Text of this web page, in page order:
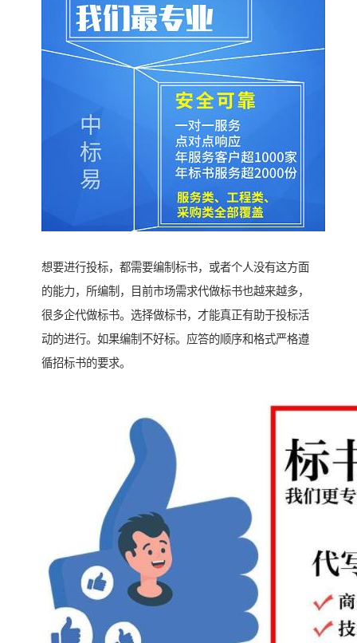
想要进行投标，都需要编制标书，或者个人没有这方面
的能力，所编制，目前市场需求代做标书也越来越多，
很多企代做标书。选择做标书，才能真正有助于投标活
动的进行。如果编制不好标。应答的顺序和格式严格遵
循招标书的要求。